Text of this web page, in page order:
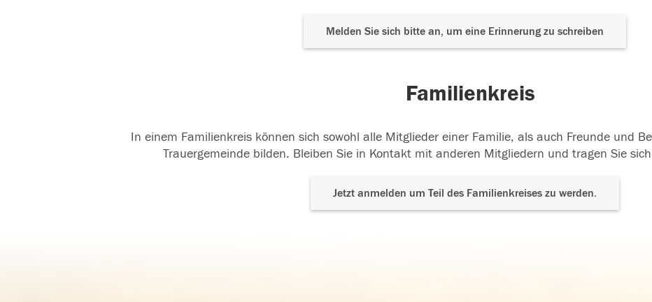
Melden Sie sich bitte an, um eine Erinnerung zu schreiben
Familienkreis
In einem Familienkreis können sich sowohl alle Mitglieder einer Familie, als auch Freunde und
Trauergemeinde bilden. Bleiben Sie in Kontakt mit anderen Mitgliedern und tragen Sie
Jetzt anmelden um Teil des Familienkreises zu werden.